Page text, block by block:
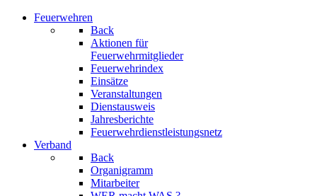
Feuerwehren
Back
Aktionen für
Feuerwehrmitglieder
Feuerwehrindex
Einsätze
Veranstaltungen
Dienstausweis
Jahresberichte
Feuerwehrdienstleistungsnetz
Verband
Back
Organigramm
Mitarbeiter